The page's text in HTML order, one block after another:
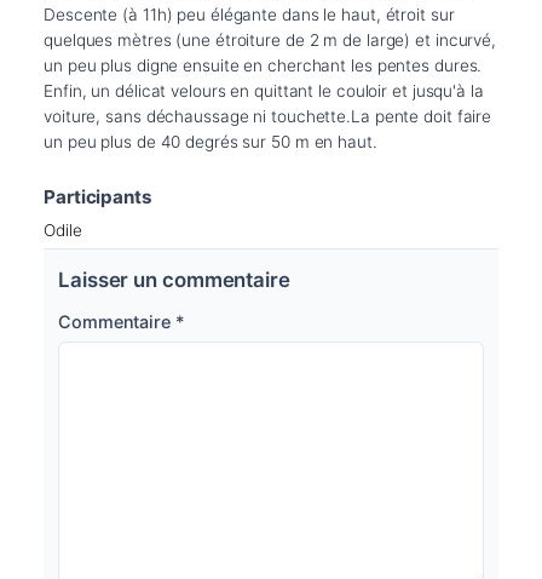
Descente (à 11h) peu élégante dans le haut, étroit sur
quelques mètres (une étroiture de 2 m de large) et incurvé,
un peu plus digne ensuite en cherchant les pentes dures.
Enfin, un délicat velours en quittant le couloir et jusqu'à la
voiture, sans déchaussage ni touchette.La pente doit faire
un peu plus de 40 degrés sur 50 m en haut.
Participants
Odile
Laisser un commentaire
Commentaire *